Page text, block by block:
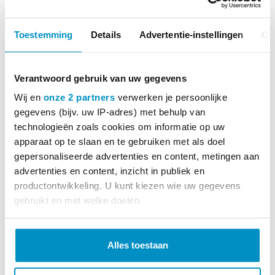
Toestemming Details Advertentie-instellingen
Verantwoord gebruik van uw gegevens
Wij en onze 2 partners verwerken je persoonlijke
gegevens (bijv. uw IP-adres) met behulp van
technologieën zoals cookies om informatie op uw
apparaat op te slaan en te gebruiken met als doel
gepersonaliseerde advertenties en content, metingen aan
advertenties en content, inzicht in publiek en
productontwikkeling. U kunt kiezen wie uw gegevens
gebruikt en met welke doelen.
Lees meer over hoe uw persoonlijke gegevens worden
verwerkt en stel uw voorkeuren in het
U kunt uw toestemming op elk moment wijzigen of
Alles toestaan
MEER INFO